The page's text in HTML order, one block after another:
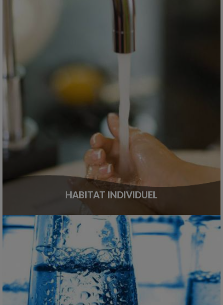
HABITAT INDIVIDUEL